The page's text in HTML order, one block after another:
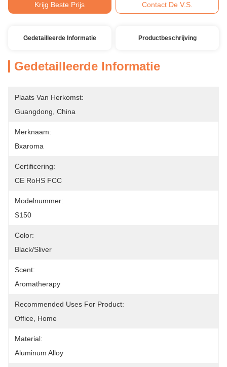
Krijg Beste Prijs Contact De V.S.
Gedetailleerde Informatie Productbeschrijving
Gedetailleerde Informatie
Plaats Van Herkomst:
Guangdong, China
Merknaam:
Bxaroma
Certificering:
CE RoHS FCC
Modelnummer:
S150
Color:
Black/Sliver
Scent:
Aromatherapy
Recommended Uses For Product:
Office, Home
Material:
Aluminum Alloy